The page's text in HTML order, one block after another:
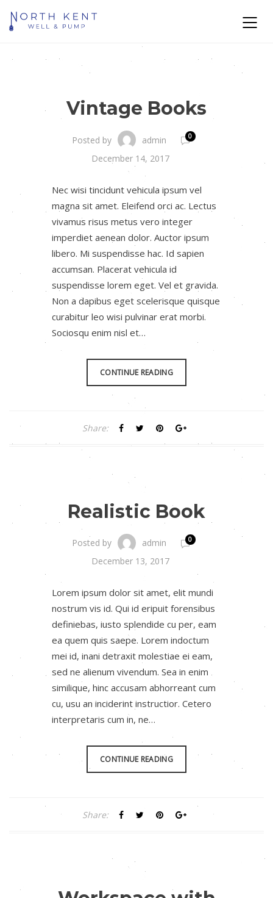
Vintage Books
Posted by admin 0
December 14, 2017
Nec wisi tincidunt vehicula ipsum vel
magna sit amet. Eleifend orci ac. Lectus
vivamus risus metus vero integer
imperdiet aenean dolor. Auctor ipsum
libero. Mi suspendisse hac. Id sapien
accumsan. Placerat vehicula id
suspendisse lorem eget. Vel et gravida.
Non a dapibus eget scelerisque quisque
curabitur leo wisi pulvinar erat morbi.
Sociosqu enim nisl et…
CONTINUE READING
Share:
Realistic Book
Posted by admin 0
December 13, 2017
Lorem ipsum dolor sit amet, elit mundi
nostrum vis id. Qui id eripuit forensibus
definiebas, iusto splendide cu per, eam
ea quem quis saepe. Lorem indoctum
mei id, inani detraxit molestiae ei eam,
sed ne alienum vivendum. Sea in enim
similique, hinc accusam abhorreant cum
cu, usu an inciderint instructior. Cetero
interpretaris cum in, ne…
CONTINUE READING
Share: